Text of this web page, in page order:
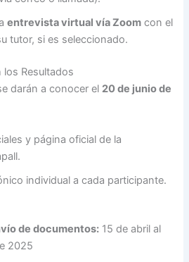
entrevista virtual vía Zoom con el
tutor, si es seleccionado.
los Resultados
darán a conocer el 20 de junio de
y página oficial de la
individual a cada participante.
de documentos: 15 de abril al
2025